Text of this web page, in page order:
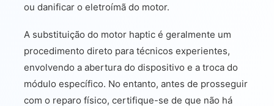
ou danificar o eletroímã do motor.
A substituição do motor haptic é geralmente um
procedimento direto para técnicos experientes,
envolvendo a abertura do dispositivo e a troca do
módulo específico. No entanto, antes de prosseguir
com o reparo físico, certifique-se de que não há